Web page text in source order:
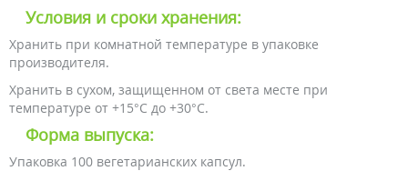
Условия и сроки хранения:
Хранить при комнатной температуре в упаковке
производителя.
Хранить в сухом, защищенном от света месте при
температуре от +15°С до +30°C.
Форма выпуска:
Упаковка 100 вегетарианских капсул.